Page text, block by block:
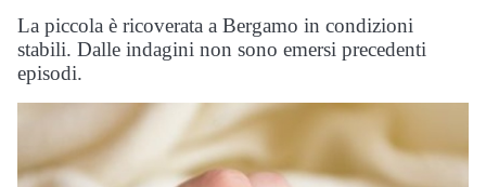
La piccola è ricoverata a Bergamo in condizioni
stabili. Dalle indagini non sono emersi precedenti
episodi.